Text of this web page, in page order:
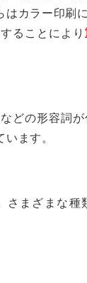
カラー印刷
ることにより
どの形容詞
ます。
まざまな種